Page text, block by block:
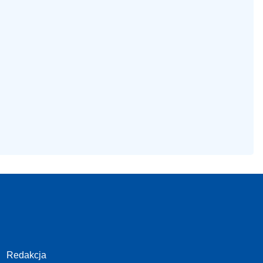
Redakcja